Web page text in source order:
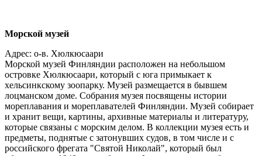
Морской музей
Адрес: о-в. Хюлкюсаари
Морской музей Финляндии расположен на небольшом
островке Хюлкюсаари, который с юга примыкает к
хельсинкскому зоопарку. Музей размещается в бывшем
лоцманском доме. Собрания музея посвящены истории
мореплавания и мореплавателей Финляндии. Музей собирает
и хранит вещи, картины, архивные материалы и литературу,
которые связаны с морским делом. В коллекции музея есть и
предметы, поднятые с затонувших судов, в том числе и с
российского фрегата "Святой Николай", который был